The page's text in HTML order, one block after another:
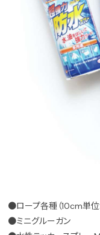
●ロープ各種（10cm単位
●ミニグルーガン